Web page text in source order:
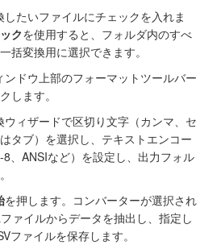
したいファイルにチェックを入れま
クを使用すると、フォルダ内のすべ
括変換用に選択できます。
ンドウ上部のフォーマットツールバー
します。
ウィザードで区切り文字（カンマ、セ
タブ）を選択し、テキストエンコー
、ANSIなど）を設定し、出力フォル
を押します。コンバーターが選択され
ァイルからデータを抽出し、指定し
ファイルを保存します。